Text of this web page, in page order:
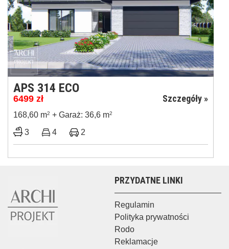
APS 314 ECO
6499 zł Szczegóły »
168,60 m2 + Garaż: 36,6 m2
3 4 2
PRZYDATNE LINKI
Regulamin
Polityka prywatności
Rodo
Reklamacje